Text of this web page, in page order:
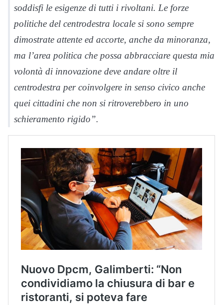
soddisfi le esigenze di tutti i rivoltani. Le forze
politiche del centrodestra locale si sono sempre
dimostrate attente ed accorte, anche da minoranza,
ma l’area politica che possa abbracciare questa mia
volontà di innovazione deve andare oltre il
centrodestra per coinvolgere in senso civico anche
quei cittadini che non si ritroverebbero in uno
schieramento rigido”.